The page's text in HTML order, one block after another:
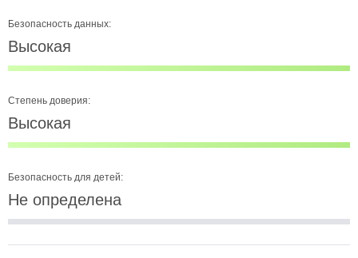
Безопасность данных:
Высокая
Степень доверия:
Высокая
Безопасность для детей:
Не определена